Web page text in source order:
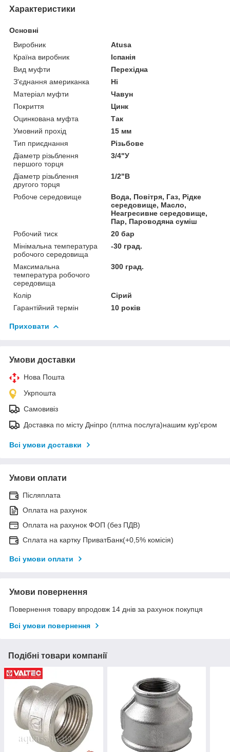
Характеристики
Основні
Виробник
Atusa
Країна виробник
Іспанія
Вид муфти
Перехідна
З'єднання американка
Ні
Матеріал муфти
Чавун
Покриття
Цинк
Оцинкована муфта
Так
Умовний прохід
15 мм
Тип приєднання
Різьбове
Діаметр різьблення
першого торця
3/4"У
Діаметр різьблення
другого торця
1/2"В
Робоче середовище
Вода, Повітря, Газ, Рідке
середовище, Масло,
Неагресивне середовище,
Пар, Пароводяна суміш
Робочий тиск
20 бар
Мінімальна температура
робочого середовища
-30 град.
Максимальна
температура робочого
середовища
300 град.
Колір
Сірий
Гарантійний термін
10 років
Приховати
Умови доставки
Нова Пошта
Укрпошта
Самовивіз
Доставка по місту Дніпро (плтна послуга)нашим кур'єром
Всі умови доставки
Умови оплати
Післяплата
Оплата на рахунок
Оплата на рахунок ФОП (без ПДВ)
Сплата на картку ПриватБанк(+0,5% комісія)
Всі умови оплати
Умови повернення
Повернення товару впродовж 14 днів за рахунок покупця
Всі умови повернення
Подібні товари компанії